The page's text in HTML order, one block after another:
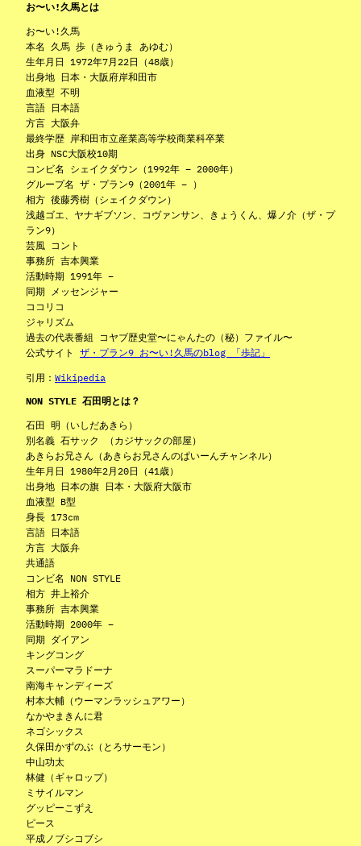
お〜い!久馬とは
お〜い!久馬
本名 久馬 歩（きゅうま あゆむ）
生年月日 1972年7月22日（48歳）
出身地 日本・大阪府岸和田市
血液型 不明
言語 日本語
方言 大阪弁
最終学歴 岸和田市立産業高等学校商業科卒業
出身 NSC大阪校10期
コンビ名 シェイクダウン（1992年 – 2000年）
グループ名 ザ・プラン9（2001年 – ）
相方 後藤秀樹（シェイクダウン）
浅越ゴエ、ヤナギブソン、コヴァンサン、きょうくん、爆ノ介（ザ・プ
ラン9）
芸風 コント
事務所 吉本興業
活動時期 1991年 –
同期 メッセンジャー
ココリコ
ジャリズム
過去の代表番組 コヤブ歴史堂〜にゃんたの（秘）ファイル〜
公式サイト ザ・プラン9 お〜い!久馬のblog 「歩記」
引用： Wikipedia
NON STYLE 石田明とは？
石田 明（いしだあきら）
別名義 石サック （カジサックの部屋）
あきらお兄さん（あきらお兄さんのぱいーんチャンネル）
生年月日 1980年2月20日（41歳）
出身地 日本の旗 日本・大阪府大阪市
血液型 B型
身長 173cm
言語 日本語
方言 大阪弁
共通語
コンビ名 NON STYLE
相方 井上裕介
事務所 吉本興業
活動時期 2000年 –
同期 ダイアン
キングコング
スーパーマラドーナ
南海キャンディーズ
村本大輔（ウーマンラッシュアワー）
なかやまきんに君
ネゴシックス
久保田かずのぶ（とろサーモン）
中山功太
林健（ギャロップ）
ミサイルマン
グッピーこずえ
ピース
平成ノブシコブシ